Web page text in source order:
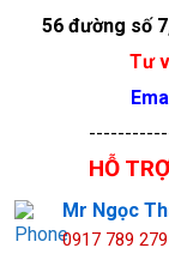
56 đường số
Tư
HỖ
Mr Ngọc
0917 789 279